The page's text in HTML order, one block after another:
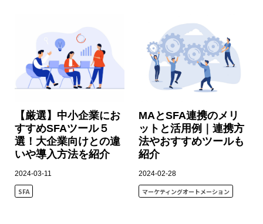
【厳選】中小企業にお
すすめSFAツール５
選！大企業向けとの違
いや導入方法を紹介
2024-03-11
SFA
MAとSFA連携のメリ
ットと活用例｜連携方
法やおすすめツールも
紹介
2024-02-28
マーケティングオートメーション